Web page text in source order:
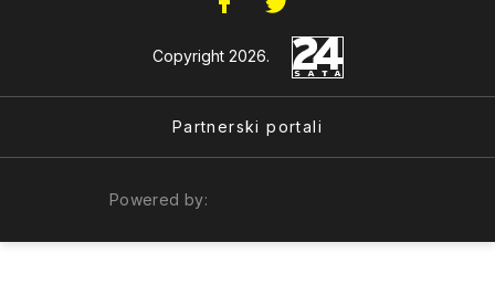
Copyright 2026.
Partnerski portali
Powered by: